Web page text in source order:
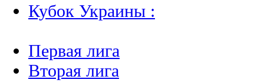
Кубок Украины :
Первая лига
Вторая лига